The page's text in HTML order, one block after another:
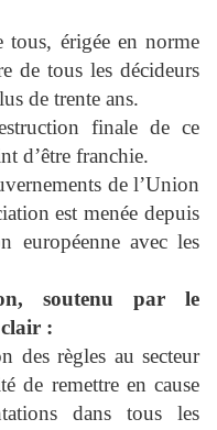
tous, érigée en norme
de tous les décideurs
de trente ans.
finale de ce
d’être franchie.
de l’Union
est menée depuis
européenne avec les
soutenu par le
:
des règles au secteur
de remettre en cause
dans tous les